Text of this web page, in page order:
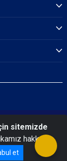
sitemizde
hakkında
et